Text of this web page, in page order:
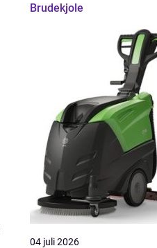
Brudekjole
04 juli 2026